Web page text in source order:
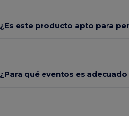
¿Es este producto apto para
¿Para qué eventos es